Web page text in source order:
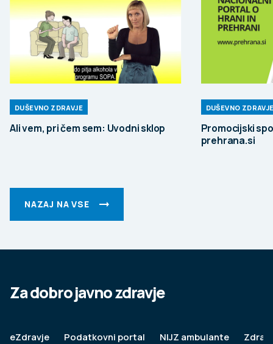
DUŠEVNO ZDRAVJE
Ali vem, pri čem sem: Uvodni sklop
DUŠEVNO
Promocijski
prehrana.si
NAZAJ NA VSE
Za dobro javno zdravje
eZdravje Podatkovni portal NIJZ ambulante